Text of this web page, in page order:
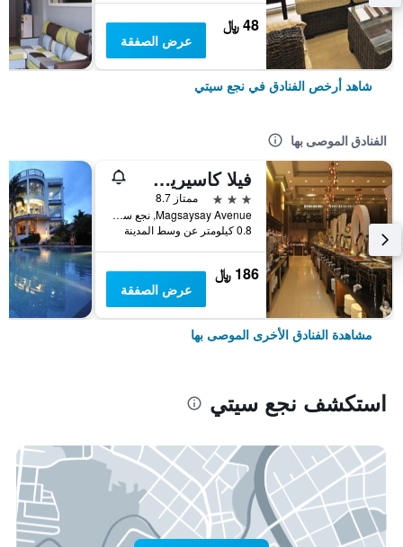
48 ﷼
عرض الصفقة
شاهد أرخص الفنادق في نجع سيتي
الفنادق الموصى بها
فيلا كاسيريس هوتل
3 نجوم
ممتاز 8.7
Magsaysay Avenue, نجع سيتي, الفلبين
0.8 كيلومتر عن وسط المدينة
186 ﷼
عرض الصفقة
مشاهدة الفنادق الأخرى الموصى بها
استكشف نجع سيتي